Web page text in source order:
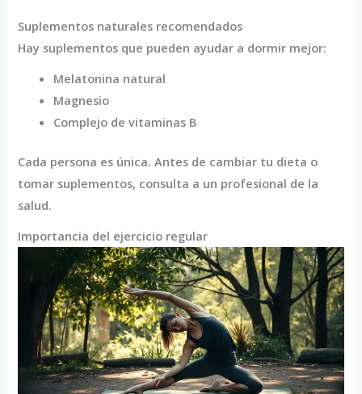
Suplementos naturales recomendados
Hay suplementos que pueden ayudar a dormir mejor:
Melatonina natural
Magnesio
Complejo de vitaminas B
Cada persona es única. Antes de cambiar tu dieta o
tomar suplementos, consulta a un profesional de la
salud.
Importancia del ejercicio regular